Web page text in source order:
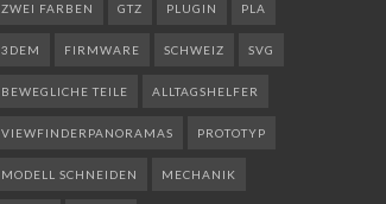
ZWEI FARBEN GTZ PLUGIN PLA
3DEM FIRMWARE SCHWEIZ SVG
BEWEGLICHE TEILE ALLTAGSHELFER
VIEWFINDERPANORAMAS PROTOTYP
MODELL SCHNEIDEN MECHANIK